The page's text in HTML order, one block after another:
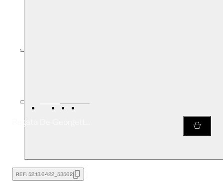
REF: 52.13.6422_53562